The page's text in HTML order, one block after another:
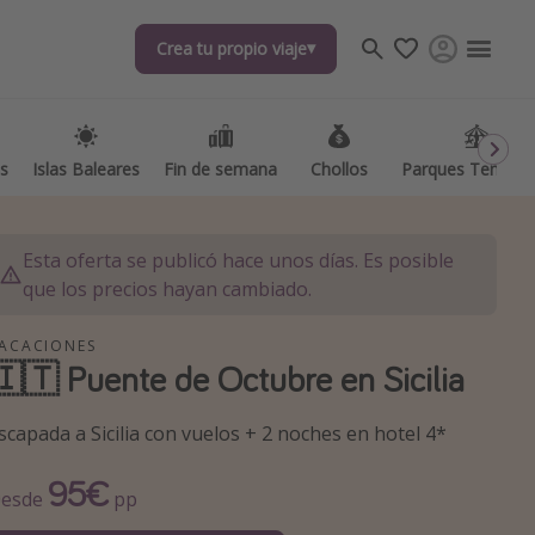
Crea tu propio viaje
Islas Baleares Fin de semana Chollos Parques
Crea tu propio viaje
Islas Baleares Fin de semana Chollos Parques
destinos
Esta oferta se publicó hace unos días. Es posible
que los precios hayan cambiado.
Puente de Octubre en Sicilia
a Sicilia con vuelos + 2 noches en hotel 4*
95€ pp